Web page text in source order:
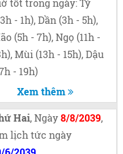
tốt trong ngày: Tý
- 1h), Dần (3h - 5h),
(5h - 7h), Ngọ (11h -
Mùi (13h - 15h), Dậu
- 19h)
Xem thêm
Hai, Ngày8/8/2039,
lịch tức ngày